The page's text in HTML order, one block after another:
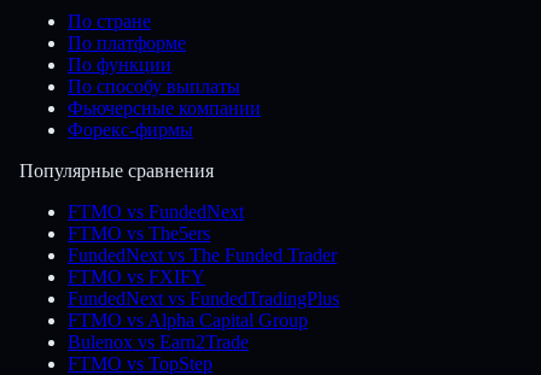
По стране
По платформе
По функции
По способу выплаты
Фьючерсные компании
Форекс-фирмы
Популярные сравнения
FTMO vs FundedNext
FTMO vs The5ers
FundedNext vs The Funded Trader
FTMO vs FXIFY
FundedNext vs FundedTradingPlus
FTMO vs Alpha Capital Group
Bulenox vs Earn2Trade
FTMO vs TopStep